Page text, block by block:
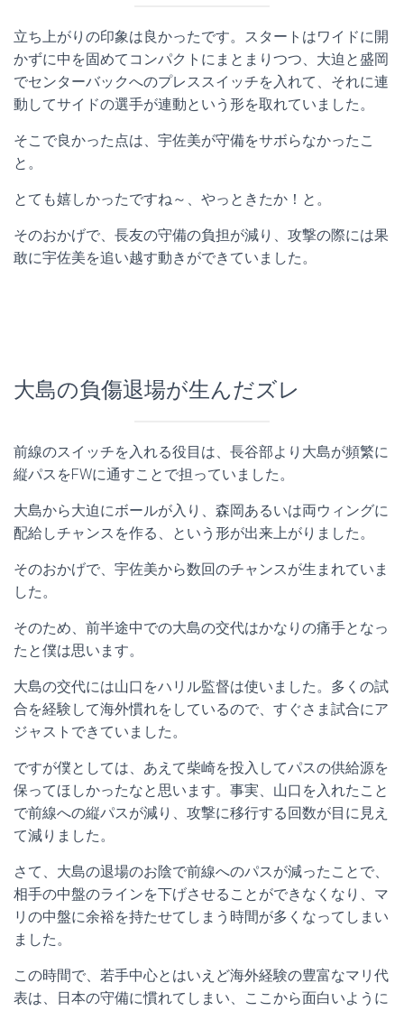
立ち上がりの印象は良かったです。スタートはワイドに開
かずに中を固めてコンパクトにまとまりつつ、大迫と盛岡
でセンターバックへのプレススイッチを入れて、それに連
動してサイドの選手が連動という形を取れていました。
そこで良かった点は、宇佐美が守備をサボらなかったこ
と。
とても嬉しかったですね～、やっときたか！と。
そのおかげで、長友の守備の負担が減り、攻撃の際には果
敢に宇佐美を追い越す動きができていました。
大島の負傷退場が生んだズレ
前線のスイッチを入れる役目は、長谷部より大島が頻繁に
縦パスをFWに通すことで担っていました。
大島から大迫にボールが入り、森岡あるいは両ウィングに
配給しチャンスを作る、という形が出来上がりました。
そのおかげで、宇佐美から数回のチャンスが生まれていま
した。
そのため、前半途中での大島の交代はかなりの痛手となっ
たと僕は思います。
大島の交代には山口をハリル監督は使いました。多くの試
合を経験して海外慣れをしているので、すぐさま試合にア
ジャストできていました。
ですが僕としては、あえて柴崎を投入してパスの供給源を
保ってほしかったなと思います。事実、山口を入れたこと
で前線への縦パスが減り、攻撃に移行する回数が目に見え
て減りました。
さて、大島の退場のお陰で前線へのパスが減ったことで、
相手の中盤のラインを下げさせることができなくなり、マ
リの中盤に余裕を持たせてしまう時間が多くなってしまい
ました。
この時間で、若手中心とはいえど海外経験の豊富なマリ代
表は、日本の守備に慣れてしまい、ここから面白いように